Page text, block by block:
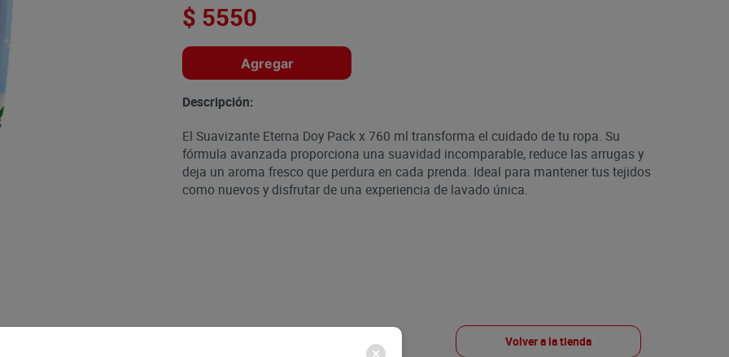
$ 5550
Agregar
Descripción:
El Suavizante Eterna Doy Pack x 760 ml transforma el cuidado de tu ropa. Su
fórmula avanzada proporciona una suavidad incomparable, reduce las arrugas y
deja un aroma fresco que perdura en cada prenda. Ideal para mantener tus tejidos
como nuevos y disfrutar de una experiencia de lavado única.
Volver a la tienda